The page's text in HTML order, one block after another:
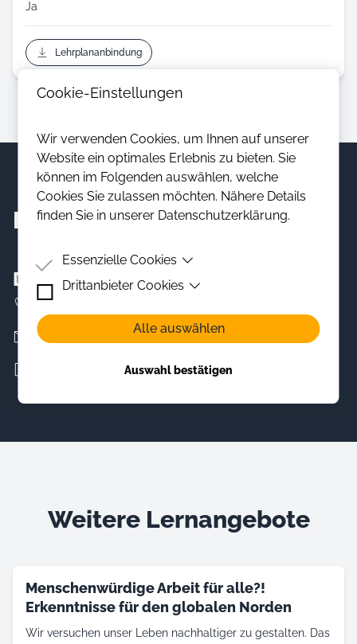
Ja
Lehrplananbindung
Kontakt
DASA Arbeitswelt Ausstellung
0231 90712565
Hoffmann.A@baua.bund.de
Weitere Lernangebote
Menschenwürdige Arbeit für alle?!
Erkenntnisse für den globalen Norden
Wir versuchen unser Leben nachhaltiger zu gestalten. Das
Cookie-Einstellungen
Wir verwenden Cookies, um Ihnen auf unserer
Website ein optimales Erlebnis zu bieten. Sie
können im Folgenden auswählen, welche
Cookies Sie zulassen möchten. Nähere Details
finden Sie in unserer Datenschutzerklärung.
Essenzielle Cookies
Essenzielle Cookies sind Cookies, welche für die
Drittanbieter Cookies
Drittanbieter Cookies sind Cookies, die
Drittanbieter-Software setzen, um Funktionen wie
Youtube oder Vimeo Videos zu ermöglichen.
Alle auswählen
Auswahl bestätigen